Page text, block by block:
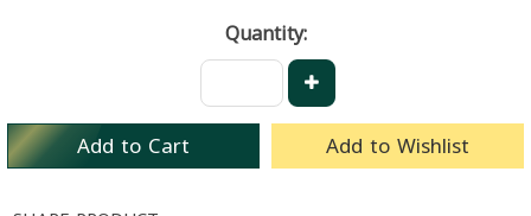
Quantity:
Add to Cart Add to Wishlist